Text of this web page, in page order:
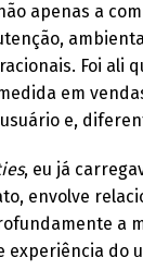
apenas a
Foi ali
em
e,
, eu já
envolve
a
experiência do